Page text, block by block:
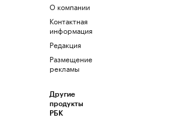
О компании
Контактная
информация
Редакция
Размещение
рекламы
Другие
продукты
РБК